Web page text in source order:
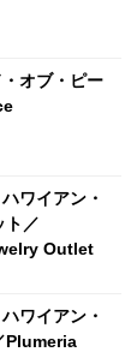
オブ・ピー
ワイアン・
ト／
Outlet
ワイアン・
Plumeria